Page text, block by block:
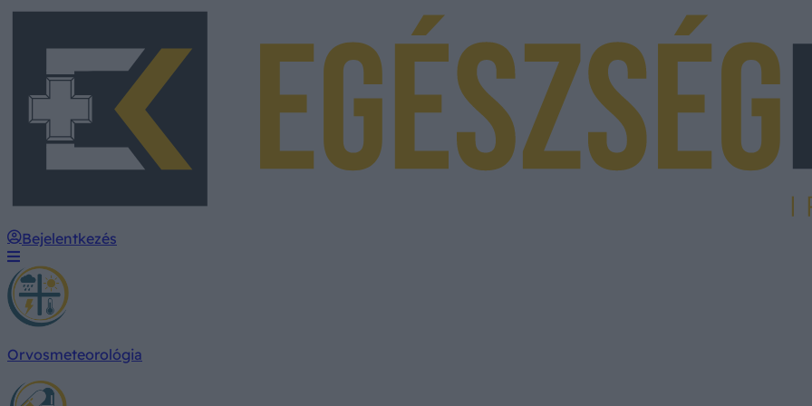
Bejelentkezés
Orvosmeteorológia